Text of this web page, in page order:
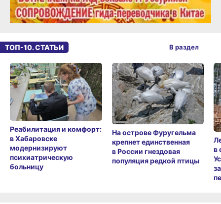
ТОП-10. СТАТЬИ
Реабилитация и комфорт:
в Хабаровске
модернизируют
психиатрическую
больницу
На острове Фуругельма
крепнет единственная
в России гнездовая
популяция редкой птицы
в
В раздел